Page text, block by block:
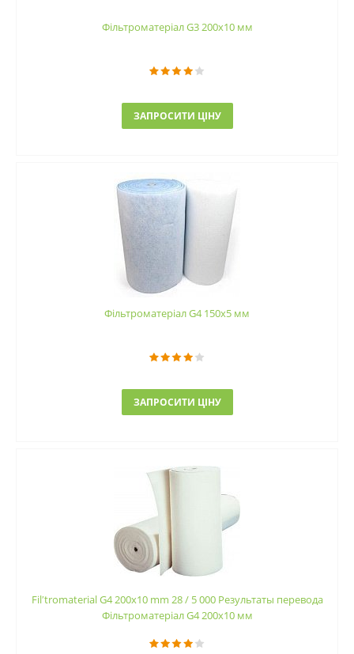
Фільтроматеріал G3 200x10 мм
ЗАПРОСИТИ ЦІНУ
Фільтроматеріал G4 150x5 мм
ЗАПРОСИТИ ЦІНУ
Filʹtromaterial G4 200x10 mm 28 / 5 000 Результаты перевода
Фільтроматеріал G4 200x10 мм